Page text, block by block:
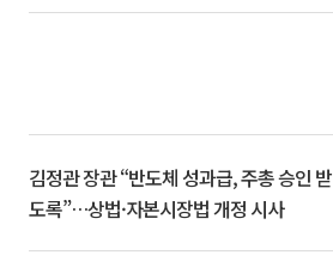
김정관 장관 “반도체 성과급, 주총 승인 받
도록”…상법·자본시장법 개정 시사